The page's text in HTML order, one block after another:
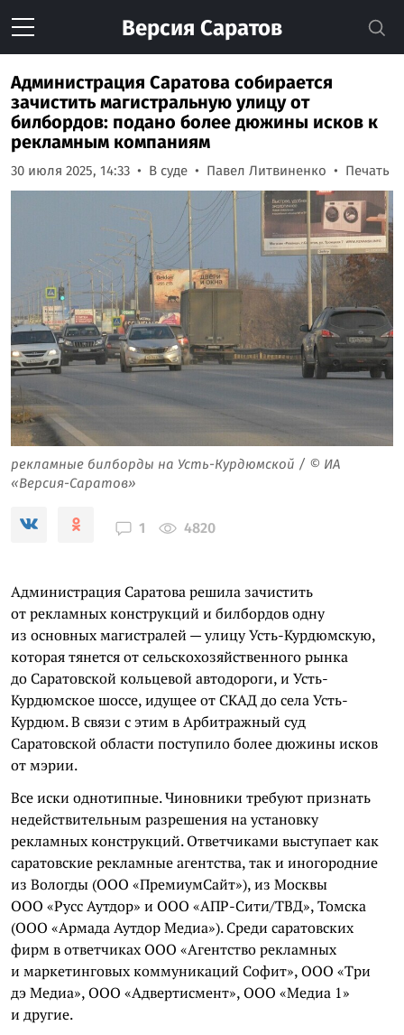
Версия Саратов
Администрация Саратова собирается
зачистить магистральную улицу от
билбордов: подано более дюжины исков к
рекламным компаниям
30 июля 2025, 14:33 В суде Павел Литвиненко Печать
рекламные билборды на Усть-Курдюмской / © ИА
«Версия-Саратов»
1 4820
Администрация Саратова решила зачистить
от рекламных конструкций и билбордов одну
из основных магистралей — улицу Усть-Курдюмскую,
которая тянется от сельскохозяйственного рынка
до Саратовской кольцевой автодороги, и Усть-
Курдюмское шоссе, идущее от СКАД до села Усть-
Курдюм. В связи с этим в Арбитражный суд
Саратовской области поступило более дюжины исков
от мэрии.
Все иски однотипные. Чиновники требуют признать
недействительным разрешения на установку
рекламных конструкций. Ответчиками выступает как
саратовские рекламные агентства, так и иногородние
из Вологды (ООО «ПремиумСайт»), из Москвы
ООО «Русс Аутдор» и ООО «АПР-Сити/ТВД», Томска
(ООО «Армада Аутдор Медиа»). Среди саратовских
фирм в ответчиках ООО «Агентство рекламных
и маркетинговых коммуникаций Софит», ООО «Три
дэ Медиа», ООО «Адвертисмент», ООО «Медиа 1»
и другие.